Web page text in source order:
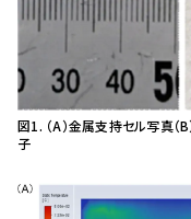
図1. （A）金属支持セル写真（
子